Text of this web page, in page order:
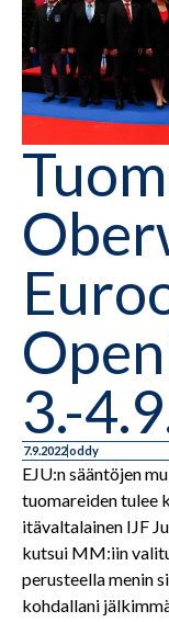
3.-
7.9.2022oddy
EJU:n sääntöjen
tuomareiden tulee
itävaltalainen IJF
kutsui MM:iin
perusteella menin
kohdallani